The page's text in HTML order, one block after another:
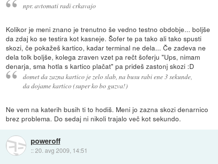
npr. avtomati radi crkavajo
Kolikor je meni znano je trenutno še vedno testno obdobje... boljše
da zdaj ko se testira kot kasneje. Šofer te pa tako ali tako spusti
skozi, če pokažeš kartico, kadar terminal ne dela... Če zadeva ne
dela tolk boljše, kolega zraven vzet pa rečt šoferju "Ups, nimam
denarja, sma hotla s kartico plačat" pa prideš zastonj skozi :D
domet da zazna kartico je zelo slab, na busu rabi ene 3 sekunde,
da dojame kartico (super ko bo guzva!)
Ne vem na katerih busih ti to hodiš. Meni jo zazna skozi denarnico
brez problema. Do sedaj ni nikoli trajalo več kot sekundo.
poweroff
::20. avg 2009, 14:51